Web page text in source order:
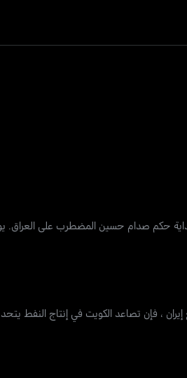
مع إيران ، فإن تصاعد الكويت في إنتاج